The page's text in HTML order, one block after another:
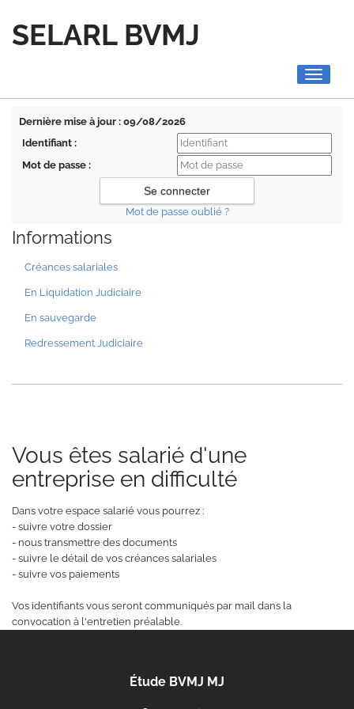
SELARL BVMJ
Toggle
Dernière mise à jour : 09/08/2026
Identifiant :
Mot de passe :
Mot de passe oublié ?
Informations
Créances salariales
En Liquidation Judiciaire
En sauvegarde
Redressement Judiciaire
Vous êtes salarié d'une
entreprise en difficulté
Dans votre espace salarié vous pourrez :
- suivre votre dossier
- nous transmettre des documents
- suivre le détail de vos créances salariales
- suivre vos paiements
Vos identifiants vous seront communiqués par mail dans la
convocation à l'entretien préalable.
Étude BVMJ MJ